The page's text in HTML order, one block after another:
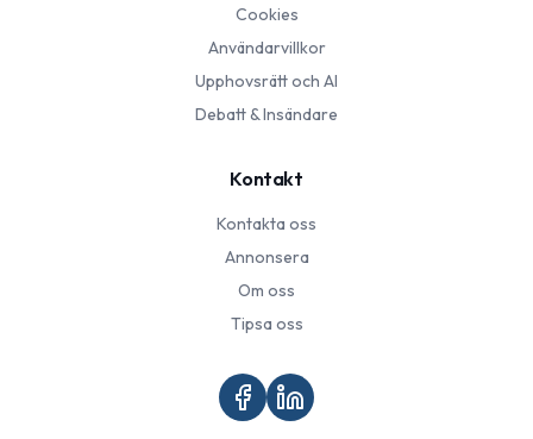
Cookies
Användarvillkor
Upphovsrätt och AI
Debatt & Insändare
Kontakt
Kontakta oss
Annonsera
Om oss
Tipsa oss